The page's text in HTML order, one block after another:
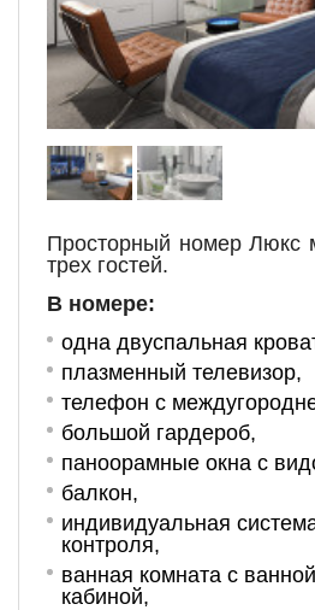
Просторный номер Люкс
трех гостей.
В номере:
одна двуспальная
плазменный телевизор,
телефон с
большой гардероб,
паноорамные окна с
балкон,
индивидуальная
контроля,
ванная комната с
кабиной,